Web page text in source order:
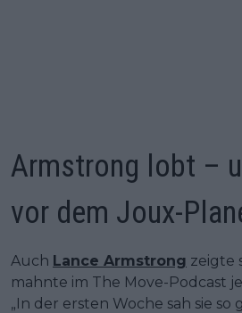
Armstrong lobt –
vor dem Joux-
Auch Lance Armstrong zeigte
mahnte im The Move-Podcast
„In der ersten Woche sah sie so